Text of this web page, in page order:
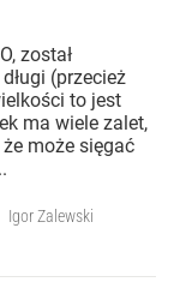
został
(przecież
to jest
ma wiele zalet,
może sięgać
Igor Zalewski